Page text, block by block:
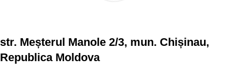
str. Meșterul Manole 2/3, mun. Chișinau,
Republica Moldova